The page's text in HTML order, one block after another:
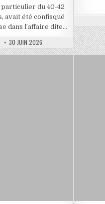
particulier du 40-42
avait été confisqué
dans l’affaire dite…
PUBLISHED
DATE:
30 JUIN 2026